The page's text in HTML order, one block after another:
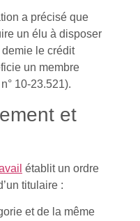
a précisé que
un élu à disposer
le crédit
un membre
10-23.521).
et
établit un ordre
titulaire :
et de la même